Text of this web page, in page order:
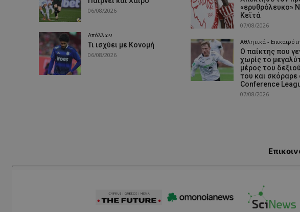
06/08/2026
Απόλλων
Τι ισχύει με Κονομή
06/08/2026
«ερυθρόλευκο»
Κεϊτά
07/08/2026
Αθλητικά -
Ο παίκτης που
χωρίς το
μέρος του
του και σκόραρε
Conference
07/08/2026